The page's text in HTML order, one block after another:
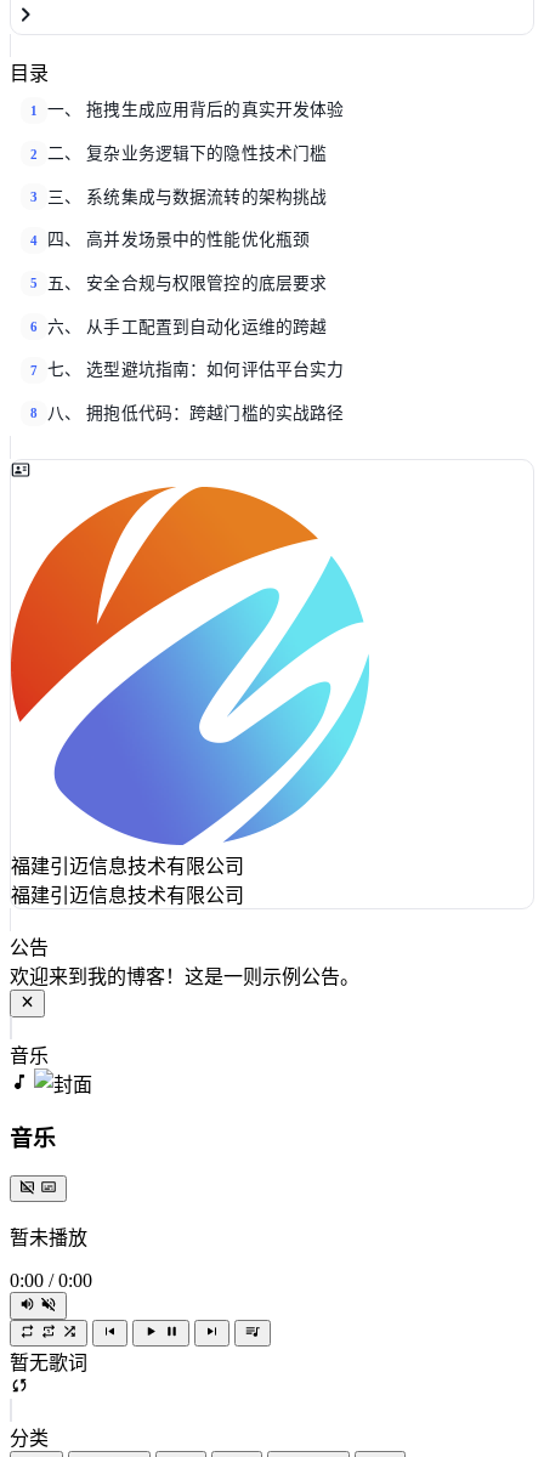
目录
1 一、 拖拽生成应用背后的真实开发体验
2 二、 复杂业务逻辑下的隐性技术门槛
3 三、 系统集成与数据流转的架构挑战
4 四、 高并发场景中的性能优化瓶颈
5 五、 安全合规与权限管控的底层要求
6 六、 从手工配置到自动化运维的跨越
7 七、 选型避坑指南：如何评估平台实力
8 八、 拥抱低代码：跨越门槛的实战路径
福建引迈信息技术有限公司
福建引迈信息技术有限公司
公告
欢迎来到我的博客！这是一则示例公告。
音乐
音乐
暂未播放
0:00 / 0:00
暂无歌词
分类